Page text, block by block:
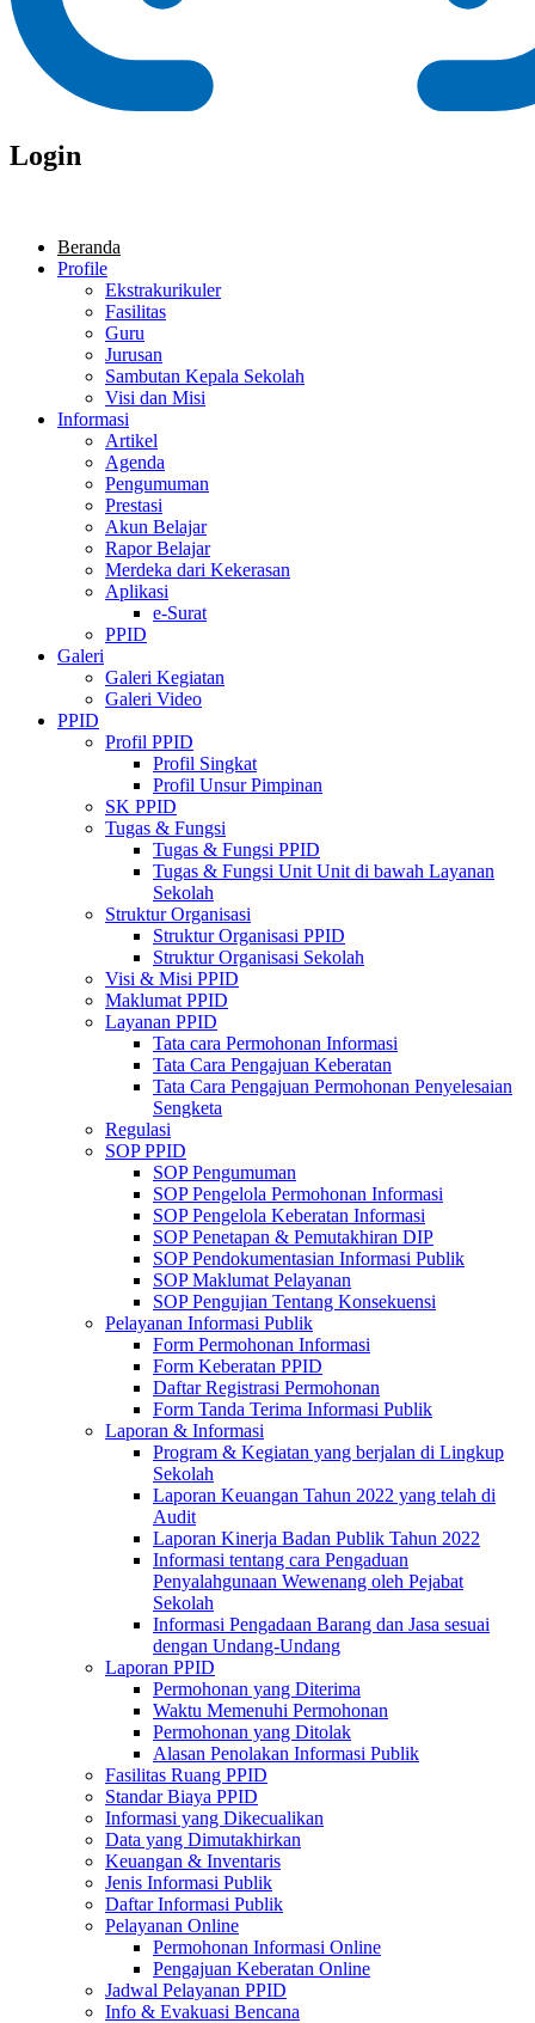
Login
Beranda
Profile
Ekstrakurikuler
Fasilitas
Guru
Jurusan
Sambutan Kepala Sekolah
Visi dan Misi
Informasi
Artikel
Agenda
Pengumuman
Prestasi
Akun Belajar
Rapor Belajar
Merdeka dari Kekerasan
Aplikasi
e-Surat
PPID
Galeri
Galeri Kegiatan
Galeri Video
PPID
Profil PPID
Profil Singkat
Profil Unsur Pimpinan
SK PPID
Tugas & Fungsi
Tugas & Fungsi PPID
Tugas & Fungsi Unit Unit di bawah Layanan
Sekolah
Struktur Organisasi
Struktur Organisasi PPID
Struktur Organisasi Sekolah
Visi & Misi PPID
Maklumat PPID
Layanan PPID
Tata cara Permohonan Informasi
Tata Cara Pengajuan Keberatan
Tata Cara Pengajuan Permohonan Penyelesaian
Sengketa
Regulasi
SOP PPID
SOP Pengumuman
SOP Pengelola Permohonan Informasi
SOP Pengelola Keberatan Informasi
SOP Penetapan & Pemutakhiran DIP
SOP Pendokumentasian Informasi Publik
SOP Maklumat Pelayanan
SOP Pengujian Tentang Konsekuensi
Pelayanan Informasi Publik
Form Permohonan Informasi
Form Keberatan PPID
Daftar Registrasi Permohonan
Form Tanda Terima Informasi Publik
Laporan & Informasi
Program & Kegiatan yang berjalan di Lingkup
Sekolah
Laporan Keuangan Tahun 2022 yang telah di
Audit
Laporan Kinerja Badan Publik Tahun 2022
Informasi tentang cara Pengaduan
Penyalahgunaan Wewenang oleh Pejabat
Sekolah
Informasi Pengadaan Barang dan Jasa sesuai
dengan Undang-Undang
Laporan PPID
Permohonan yang Diterima
Waktu Memenuhi Permohonan
Permohonan yang Ditolak
Alasan Penolakan Informasi Publik
Fasilitas Ruang PPID
Standar Biaya PPID
Informasi yang Dikecualikan
Data yang Dimutakhirkan
Keuangan & Inventaris
Jenis Informasi Publik
Daftar Informasi Publik
Pelayanan Online
Permohonan Informasi Online
Pengajuan Keberatan Online
Jadwal Pelayanan PPID
Info & Evakuasi Bencana